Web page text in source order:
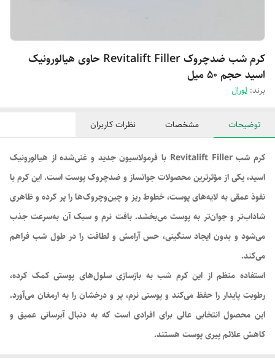
کرم شب ضدچروک Revitalift Filler حاوی هیالورونیک
اسید حجم 50 میل
برند: لورال
توضیحات مشخصات نظرات کاربران
کرم شب Revitalift Filler با فرمولاسیون جدید و غنی‌شده از هیالورونیک
اسید، یکی از مؤثرترین محصولات جوانساز و ضدچروک پوست است. این کرم با
نفوذ عمقی به لایه‌های پوست، خطوط ریز و چین‌وچروک‌ها را پر کرده و ظاهری
شاداب‌تر و جوان‌تر به پوست می‌بخشد. بافت نرم و سبک آن به‌سرعت جذب
می‌شود و بدون ایجاد سنگینی، حس آرامش و لطافت را در طول شب فراهم
می‌کند.
استفاده منظم از این کرم شب به بازسازی سلول‌های پوستی کمک کرده،
رطوبت پایدار را حفظ می‌کند و پوستی نرم، پر و درخشان را به ارمغان می‌آورد.
این محصول انتخابی عالی برای افرادی است که به دنبال آبرسانی عمیق و
کاهش علائم پیری پوست هستند.